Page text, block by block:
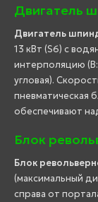
Двигатель
Двигатель
13 кВт (S6) с
интерполяцию (B:
угловая).
пневматическая
обеспечивают
Блок
Блок
(максимальный
справа от